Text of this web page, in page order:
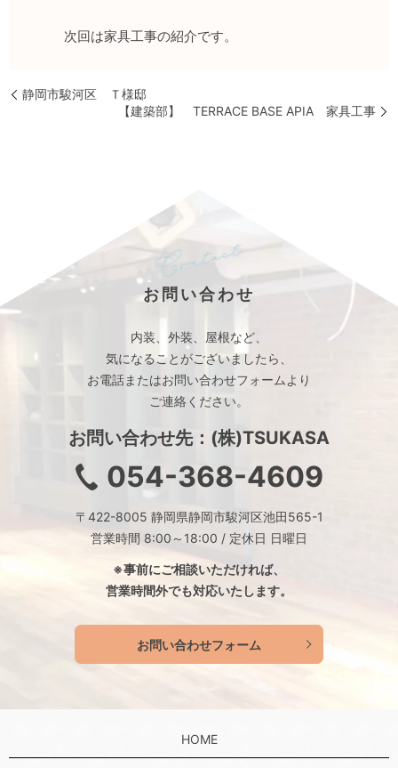
次回は家具工事の紹介です。
静岡市駿河区 Ｔ様邸
【建築部】 TERRACE BASE APIA 家具工事
お問い合わせ
内装、外装、屋根など、
気になることがございましたら、
お電話またはお問い合わせフォームより
ご連絡ください。
お問い合わせ先：(株)TSUKASA
054-368-4609
〒422-8005 静岡県静岡市駿河区池田565-1
営業時間 8:00～18:00 / 定休日 日曜日
※事前にご相談いただければ、
営業時間外でも対応いたします。
お問い合わせフォーム
HOME